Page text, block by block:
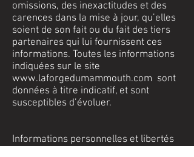
omissions, des inexactitudes et des
carences dans la mise à jour, qu’elles
soient de son fait ou du fait des tiers
partenaires qui lui fournissent ces
informations. Toutes les informations
indiquées sur le site
www.laforgedumammouth.com sont
données à titre indicatif, et sont
susceptibles d’évoluer.
Informations personnelles et libertés